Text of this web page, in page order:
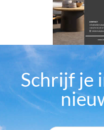
Schrijf je